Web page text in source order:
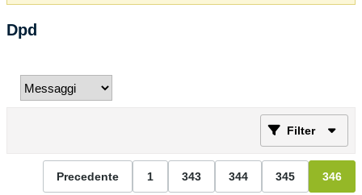
Dpd
Filter
Precedente 1 343 344 345 346